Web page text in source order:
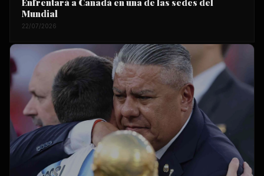
Enfrentará a Canadá en una de las sedes del
Mundial
22/07/2026